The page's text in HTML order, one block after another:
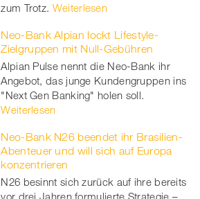
zum Trotz. Weiterlesen
Neo-Bank Alpian lockt Lifestyle-
Zielgruppen mit Null-Gebühren
Alpian Pulse nennt die Neo-Bank ihr
Angebot, das junge Kundengruppen ins
"Next Gen Banking" holen soll.
Weiterlesen
Neo-Bank N26 beendet ihr Brasilien-
Abenteuer und will sich auf Europa
konzentrieren
N26 besinnt sich zurück auf ihre bereits
vor drei Jahren formulierte Strategie –